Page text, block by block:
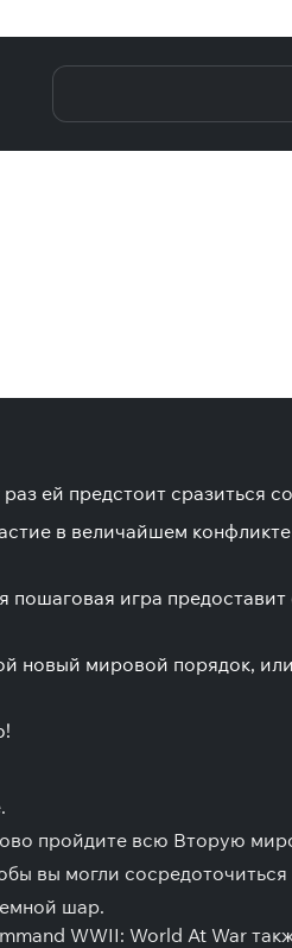
ей предстоит сразиться
в величайшем
игра
новый мировой порядок,
пройдите всю Вторую
вы могли
шар.
WWII: World At War